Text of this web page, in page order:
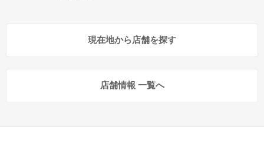
現在地から店舗を探す
店舗情報 一覧へ